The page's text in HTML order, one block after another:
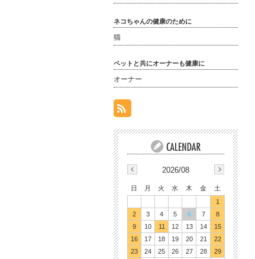
ネコちゃんの健康のために
猫
ペットと共にオーナーも健康に
オーナー
2026/08
日 月 火 水 木 金
土
1
2
3 4 5 6 7
8
9
10 11 12 13 14
15
16
17 18 19 20 21
22
23
24 25 26 27 28
29